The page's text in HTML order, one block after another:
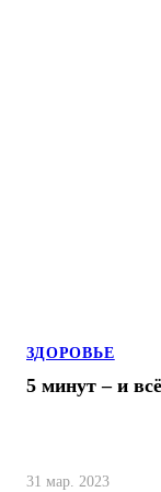
ЗДОРОВЬЕ
5 минут – и
31 мар. 2023